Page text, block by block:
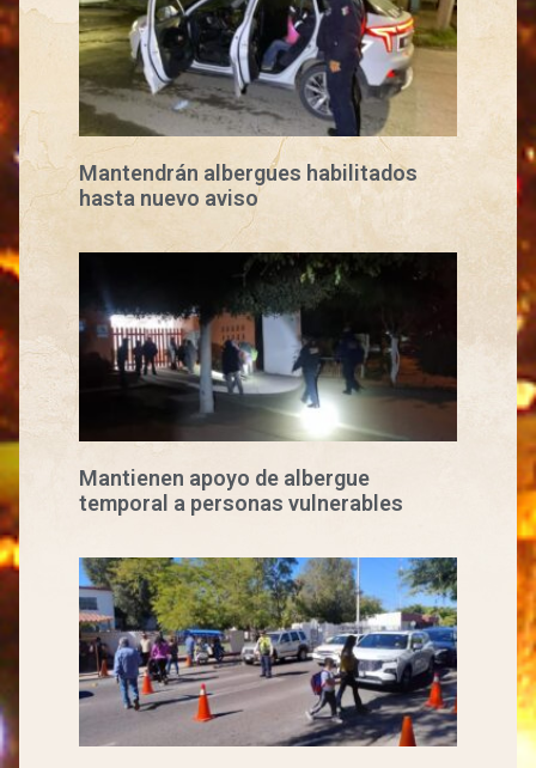
Mantendrán albergues habilitados
hasta nuevo aviso
Mantienen apoyo de albergue
temporal a personas vulnerables